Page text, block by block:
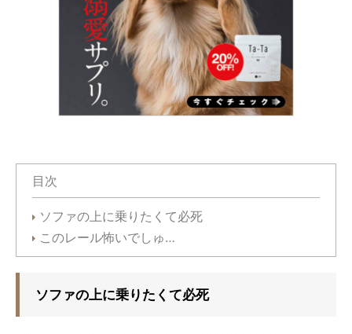
目次
ソファの上に乗りたくて必死
このレール怖いでしゅ…
ソファの上に乗りたくて必死